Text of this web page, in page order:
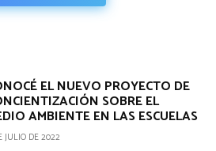
EL NUEVO PROYECTO DE
SOBRE EL
AMBIENTE EN LAS ESCUELAS
JULIO DE 2022